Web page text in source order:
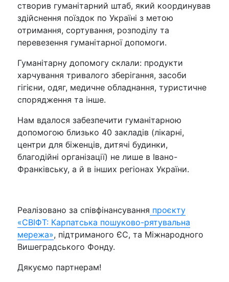
створив гуманітарний штаб, який координував
здійснення поїздок по Україні з метою
отримання, сортування, розподілу та
перевезення гуманітарної допомоги.
Гуманітарну допомогу склали: продукти
харчування тривалого зберігання, засоби
гігієни, одяг, медичне обладнання, туристичне
спорядження та інше.
Нам вдалося забезпечити гуманітарною
допомогою близько 40 закладів (лікарні,
центри для біженців, дитячі будинки,
благодійні організації) не лише в Івано-
Франківську, а й в інших регіонах України.
Реалізовано за співфінансування проєкту
«СВІФТ: Карпатська пошуково-рятувальна
мережа», підтриманого ЄС, та Міжнародного
Вишеградського Фонду.
Дякуємо партнерам!